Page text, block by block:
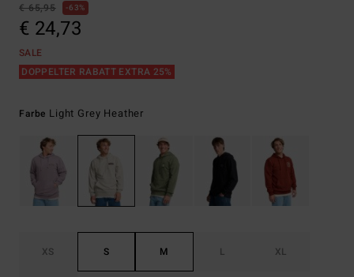
€ 65,95
63%
€ 24,73
SALE
DOPPELTER RABATT EXTRA 25%
Farbe Light Grey Heather
XS S M L XL